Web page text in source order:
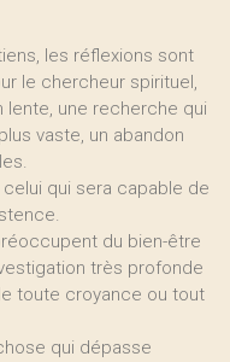
les réflexions sont
le chercheur spirituel,
lente, une recherche qui
vaste, un abandon
qui sera capable de
du bien-être
très profonde
toute croyance ou tout
qui dépasse